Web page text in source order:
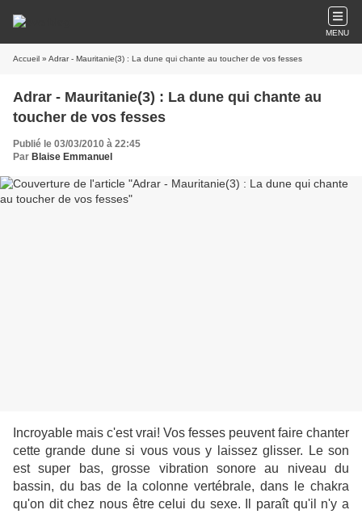
MENU
Accueil » Adrar - Mauritanie(3) : La dune qui chante au toucher de vos fesses
Adrar - Mauritanie(3) : La dune qui chante au
toucher de vos fesses
Publié le 03/03/2010 à 22:45
Par Blaise Emmanuel
Incroyable mais c'est vrai! Vos fesses peuvent faire chanter
cette grande dune si vous vous y laissez glisser. Le son
est super bas, grosse vibration sonore au niveau du
bassin, du bas de la colonne vertébrale, dans le chakra
qu'on dit chez nous être celui du sexe. Il paraît qu'il n'y a